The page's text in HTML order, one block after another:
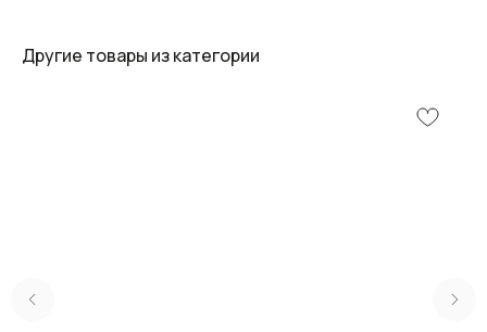
Другие товары из категории